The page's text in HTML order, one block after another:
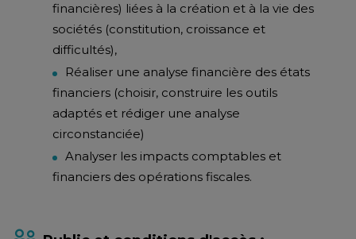
financières) liées à la création et à la vie des
sociétés (constitution, croissance et
difficultés),
Réaliser une analyse financière des états
financiers (choisir, construire les outils
adaptés et rédiger une analyse
circonstanciée)
Analyser les impacts comptables et
financiers des opérations fiscales.